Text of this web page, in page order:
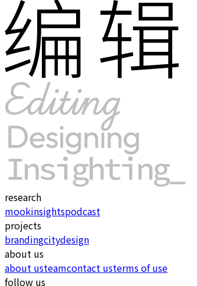
research
mookinsightspodcast
projects
brandingcitydesign
about us
about usteamcontact usterms of use
follow us